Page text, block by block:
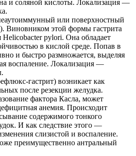
и соляной кислоты. Локализация —
или поверхностный
Виновником этой формы гастрита
Helicobacter pylori. Она обладает
в кислой среде. Попав в
и быстро размножается, выделяя
воспаление. Локализация —
гастрит) возникает как
после резекции желудка.
фактора Касла, может
анемия. Происходит
содержимого тонкого
И как следствие этого —
слизистой и воспаление.
преимущественно антральный